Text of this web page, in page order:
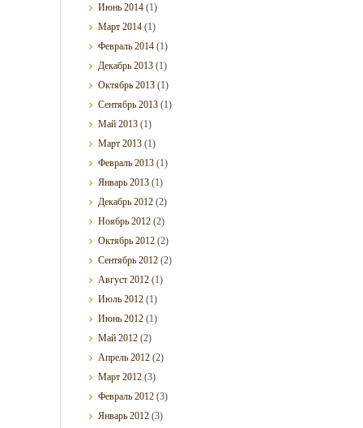
Июнь2014 (1)
Март2014 (1)
Февраль2014 (1)
Декабрь2013 (1)
Октябрь2013 (1)
Сентябрь2013 (1)
Май2013 (1)
Март2013 (1)
Февраль2013 (1)
Январь2013 (1)
Декабрь2012 (2)
Ноябрь2012 (2)
Октябрь2012 (2)
Сентябрь2012 (2)
Август2012 (1)
Июль2012 (1)
Июнь2012 (1)
Май2012 (2)
Апрель2012 (2)
Март2012 (3)
Февраль2012 (3)
Январь2012 (3)